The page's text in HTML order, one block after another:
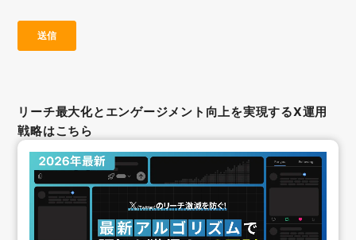
リーチ最大化とエンゲージメント向上を実現するX運用
戦略はこちら